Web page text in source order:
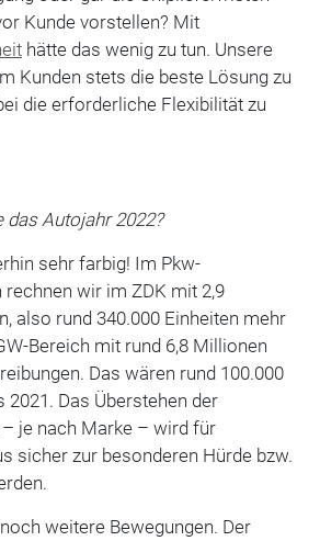
Kunde vorstellen? Mit
hätte das wenig zu tun. Unsere
Kunden stets die beste Lösung zu
die erforderliche Flexibilität zu
das Autojahr 2022?
sehr farbig! Im Pkw-
wir im ZDK mit 2,9
also rund 340.000 Einheiten mehr
Bereich mit rund 6,8 Millionen
Das wären rund 100.000
2021. Das Überstehen der
je nach Marke – wird für
sicher zur besonderen Hürde bzw.
weitere Bewegungen. Der